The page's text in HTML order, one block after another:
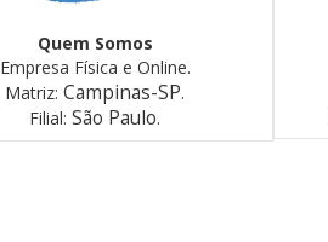
Quem Somos
Empresa Física e Online.
Matriz:Campinas-SP.
Filial:São Paulo.